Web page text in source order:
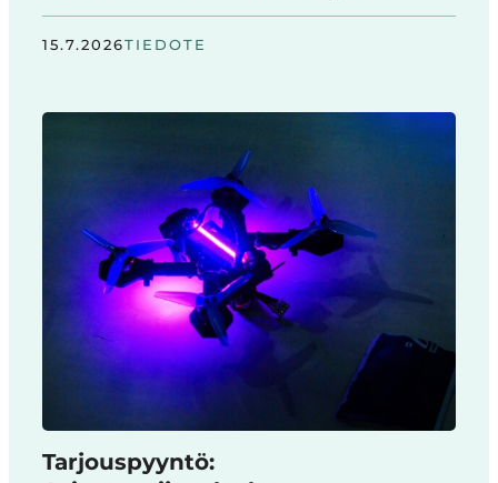
15.7.2026TIEDOTE
Tarjouspyyntö: